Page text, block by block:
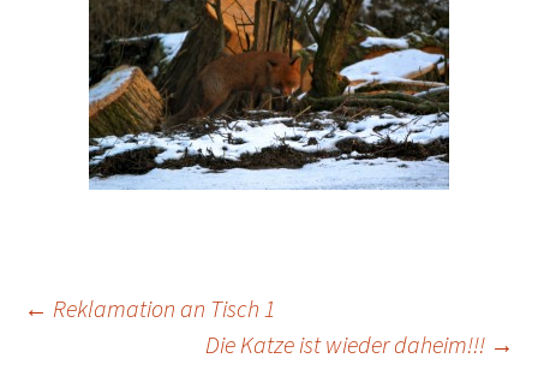
Beitrags-
← Reklamation an Tisch 1
Die Katze ist wieder daheim!!! →